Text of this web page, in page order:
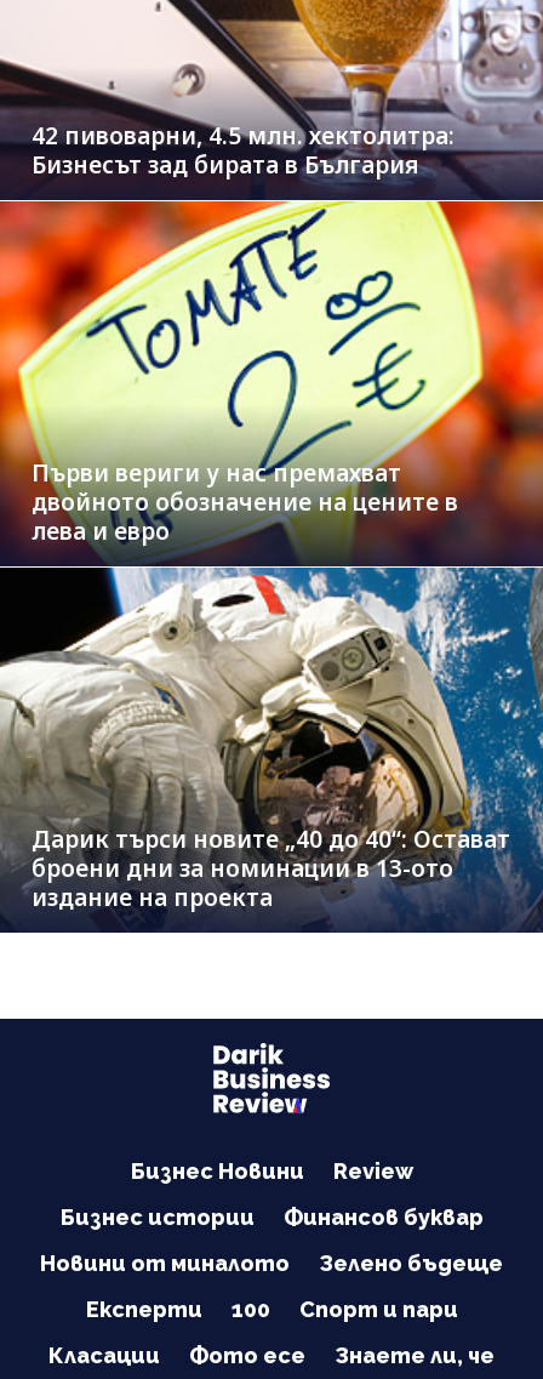
42 пивоварни, 4.5 млн. хектолитра:
Бизнесът зад бирата в България
Първи вериги у нас премахват
двойното обозначение на цените в
лева и евро
Дарик търси новите „40 до 40“: Остават
броени дни за номинации в 13-ото
издание на проекта
Бизнес Новини
Review
Бизнес истории
Финансов буквар
Новини от миналото
Зелено бъдеще
Експерти
100
Спорт и пари
Класации
Фото есе Знаете ли, че